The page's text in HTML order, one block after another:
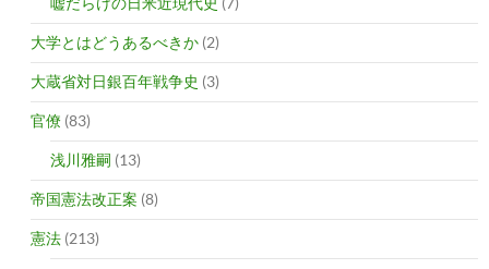
大学とはどうあるべきか (2)
大蔵省対日銀百年戦争史 (3)
官僚 (83)
浅川雅嗣 (13)
帝国憲法改正案 (8)
憲法 (213)